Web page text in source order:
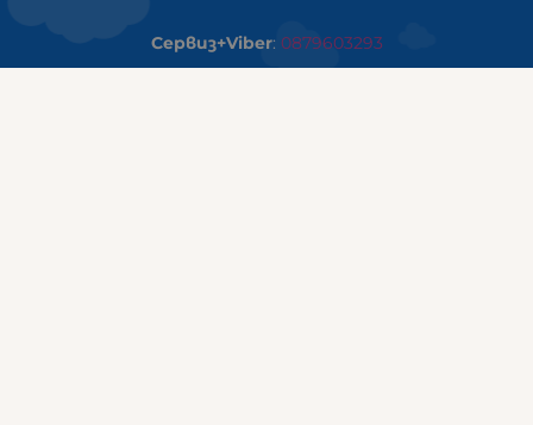
Сервиз+Viber: 0879603293